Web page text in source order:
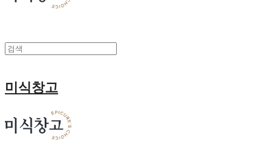
미식창고